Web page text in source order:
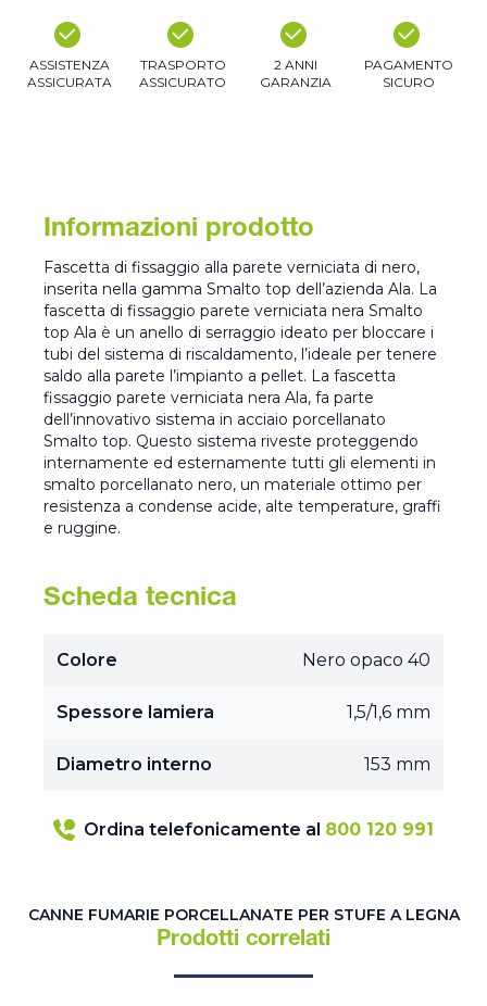
ASSISTENZA
ASSICURATA
TRASPORTO
ASSICURATO
2 ANNI
GARANZIA
PAGAMENTO
SICURO
Informazioni prodotto
Fascetta di fissaggio alla parete verniciata di nero,
inserita nella gamma Smalto top dell’azienda Ala. La
fascetta di fissaggio parete verniciata nera Smalto
top Ala è un anello di serraggio ideato per bloccare i
tubi del sistema di riscaldamento, l’ideale per tenere
saldo alla parete l’impianto a pellet. La fascetta
fissaggio parete verniciata nera Ala, fa parte
dell’innovativo sistema in acciaio porcellanato
Smalto top. Questo sistema riveste proteggendo
internamente ed esternamente tutti gli elementi in
smalto porcellanato nero, un materiale ottimo per
resistenza a condense acide, alte temperature, graffi
e ruggine.
Scheda tecnica
Colore Nero opaco 40
Spessore lamiera 1,5/1,6 mm
Diametro interno 153 mm
Ordina telefonicamente al 800 120 991
CANNE FUMARIE PORCELLANATE PER STUFE A LEGNA
Prodotti correlati